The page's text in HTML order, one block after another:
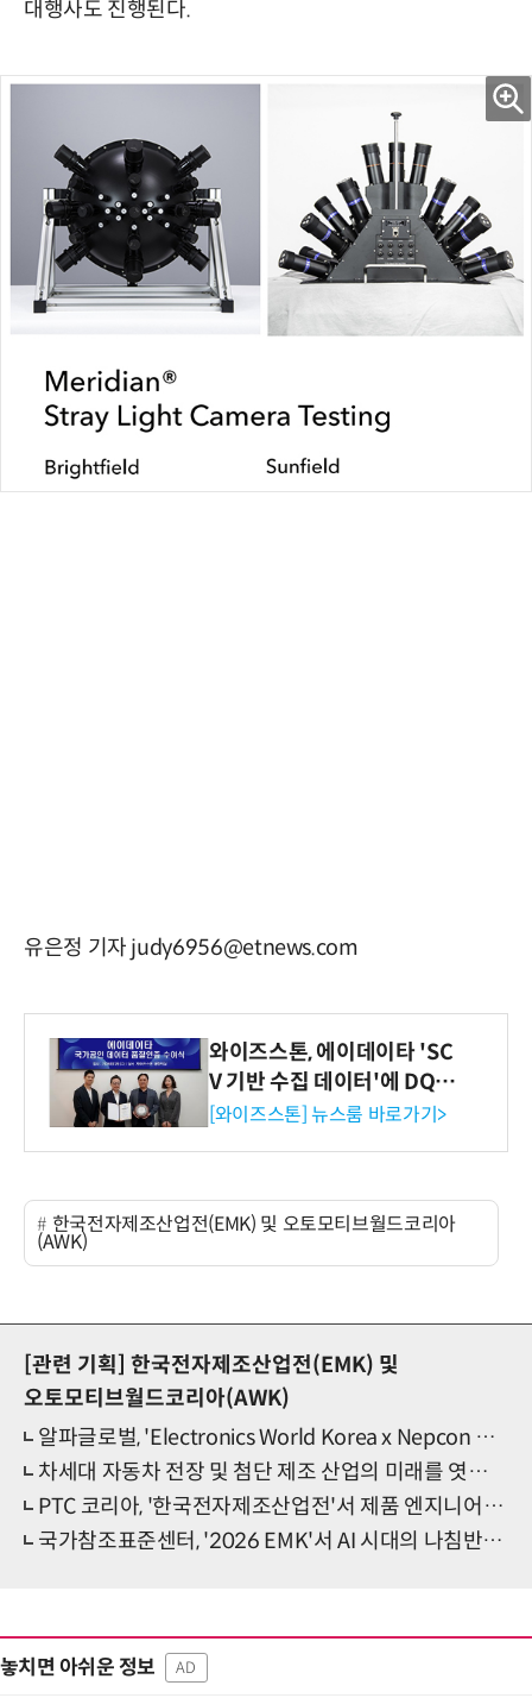
대행사도 진행된다.
유은정 기자 judy6956@etnews.com
와이즈스톤, 에이데이타 'SC
V 기반 수집 데이터'에 DQ인
증 최고 등급 수여
[와이즈스톤] 뉴스룸 바로가기>
한국전자제조산업전(EMK) 및 오토모티브월드코리아
(AWK)
[관련 기획] 한국전자제조산업전(EMK) 및
오토모티브월드코리아(AWK)
알파글로벌, 'Electronics World Korea x Nepcon Korea 2026' 참가 성료… 친환경 세정 솔루션 선보여
차세대 자동차 전장 및 첨단 제조 산업의 미래를 엿보다… “오토모티브월드코리아x한국전자제조산업전” 4월 8일 코엑스서 개최
PTC 코리아, '한국전자제조산업전'서 제품 엔지니어링 솔루션 소개
국가참조표준센터, '2026 EMK'서 AI 시대의 나침반 “K-참조표준” 제시
놓치면 아쉬운 정보 AD